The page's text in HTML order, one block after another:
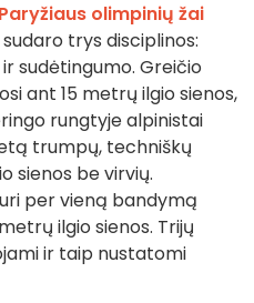
olimpinių žai
sudaro trys disciplinos:
sudėtingumo. Greičio
ant 15 metrų ilgio sienos,
rungtyje alpinistai
trumpų, techniškų
sienos be virvių.
per vieną bandymą
ilgio sienos. Trijų
ir taip nustatomi